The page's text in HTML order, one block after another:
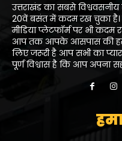
उत्तराखंड का सबसे
20वें बसंत में कदम रख चुका है।
मीडिया प्लेटफॉर्म पर भी
आप तक आपके आसपास की हर
लिए जरूरी है आप सभी का
पूर्ण विश्वास है कि आप अपना